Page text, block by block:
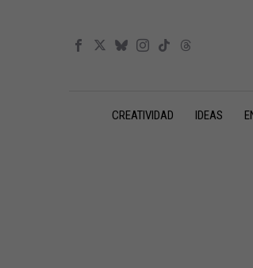
CREATIVIDAD IDEAS